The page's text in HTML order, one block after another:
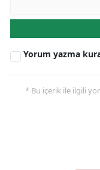
Yorum yazma
* Bu içerik ile ilgili